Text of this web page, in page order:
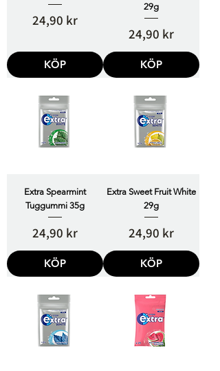
Pris
24,90 kr
KÖP
29g
Pris
24,90 kr
KÖP
Extra Spearmint
Tuggummi 35g
Pris
24,90 kr
KÖP
Extra Sweet Fruit White
29g
Pris
24,90 kr
KÖP